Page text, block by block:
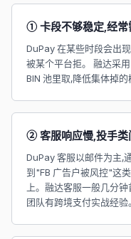
① 卡段不够稳定,经常
DuPay 在某些时段会出
被某个平台拒。 融达采
BIN 池里取,降低集体掉的
② 客服响应慢,投手类
DuPay 客服以邮件为主,
到"FB 广告户被风控"这
上。融达客服一般几分
团队有跨境支付实战经验。